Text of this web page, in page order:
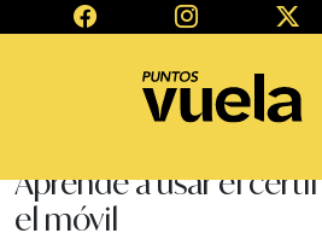
Aprende a usar el
el móvil